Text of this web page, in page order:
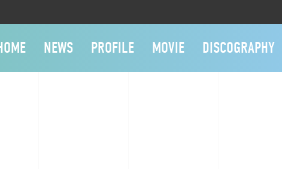
NEWS PROFILE MOVIE DISCOGRAPHY